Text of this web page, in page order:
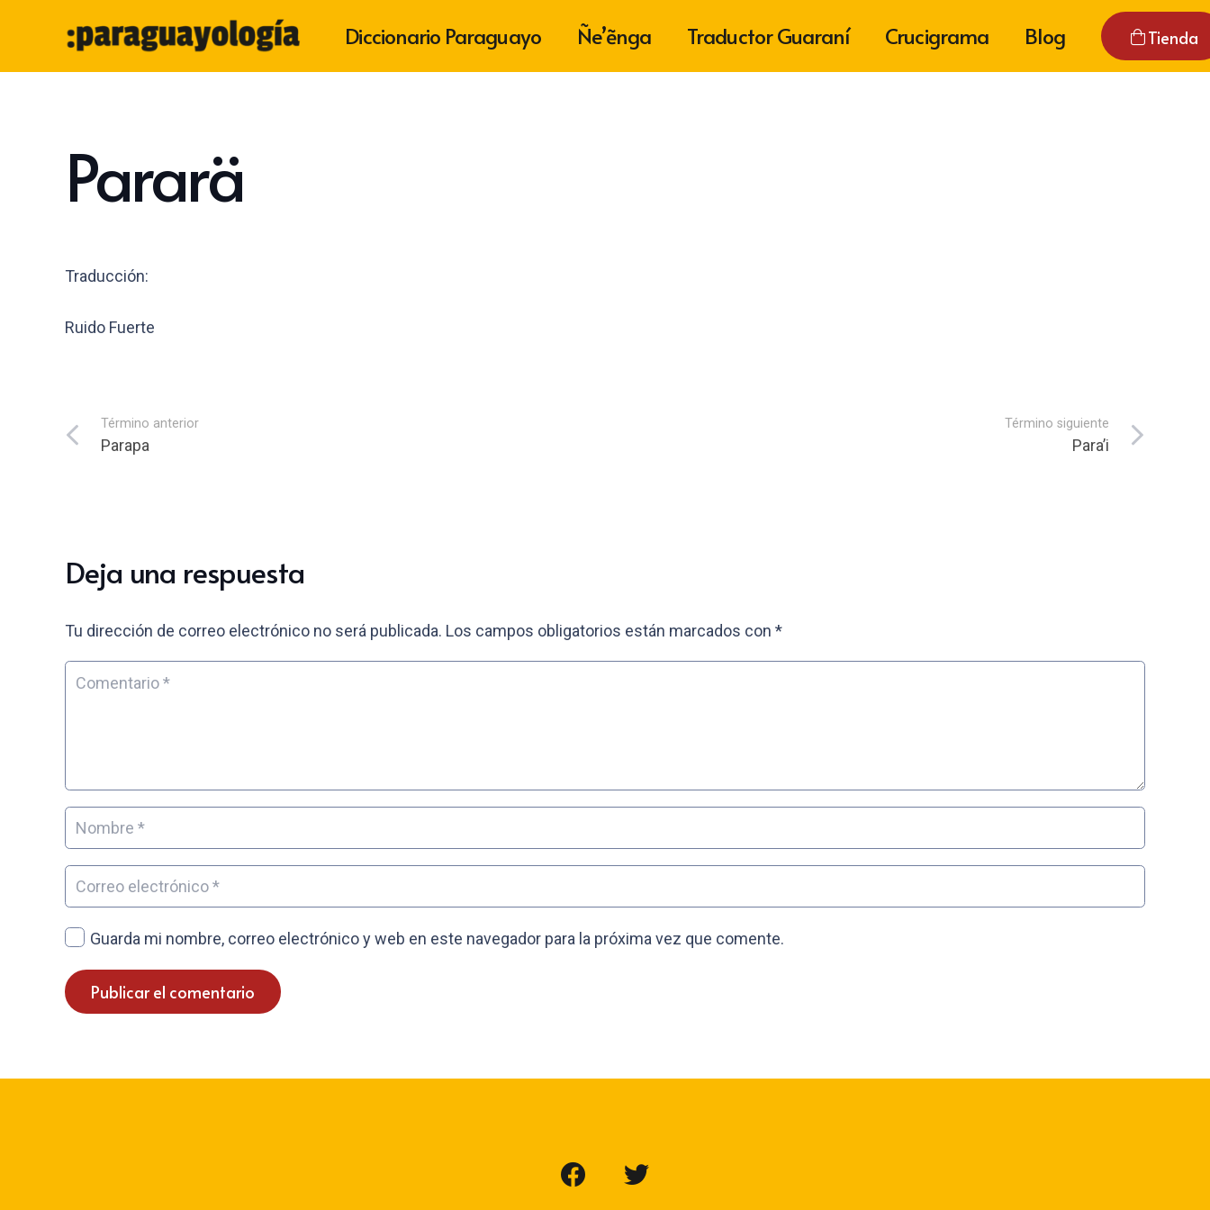
Diccionario Paraguayo Ñe’ẽnga Traductor Guaraní Crucigrama Blog Tienda
Pararä
Traducción:
Ruido Fuerte
Término anterior
Parapa
Término siguiente
Para’i
Deja una respuesta
Tu dirección de correo electrónico no será publicada. Los campos obligatorios están marcados con *
Guarda mi nombre, correo electrónico y web en este navegador para la próxima vez que comente.
Publicar el comentario